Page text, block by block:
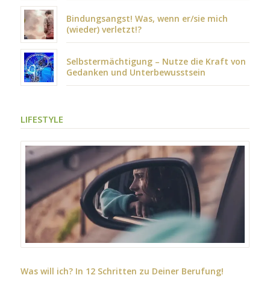
Bindungsangst! Was, wenn er/sie mich
(wieder) verletzt!?
Selbstermächtigung – Nutze die Kraft von
Gedanken und Unterbewusstsein
LIFESTYLE
Was will ich? In 12 Schritten zu Deiner Berufung!